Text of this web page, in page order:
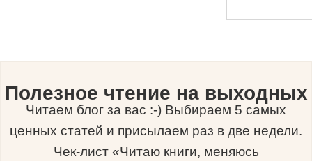
Полезное чтение на выходных
Читаем блог за вас :-) Выбираем 5 самых
ценных статей и присылаем раз в две недели.
Чек-лист «Читаю книги, меняюсь